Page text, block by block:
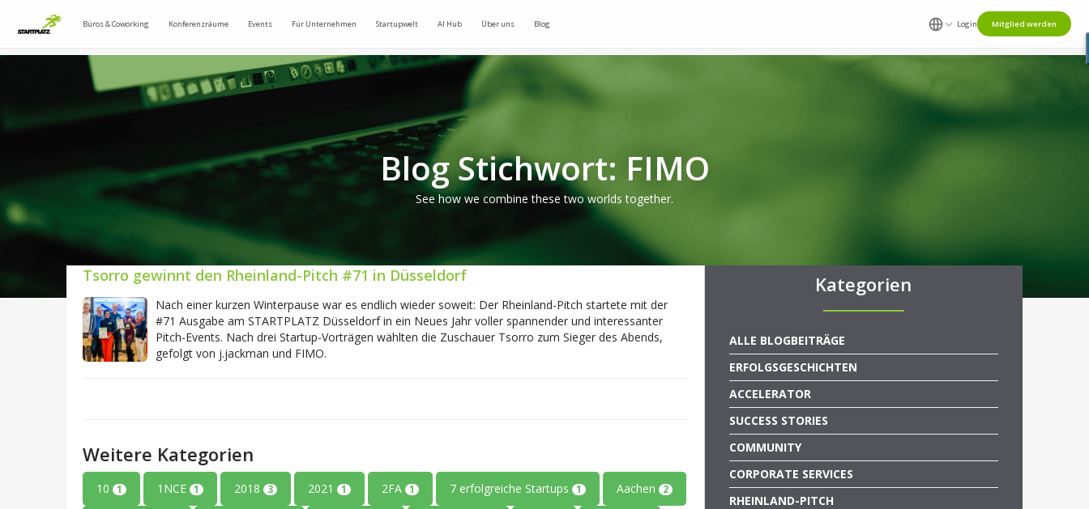
Büros & Coworking Konferenzräume Events Für Unternehmen Startupwelt AI Hub Über uns Blog Login Mitglied werden
Blog Stichwort: FIMO
See how we combine these two worlds together.
Tsorro gewinnt den Rheinland-Pitch #71 in Düsseldorf
Nach einer kurzen Winterpause war es endlich wieder soweit: Der Rheinland-Pitch startete mit der
#71 Ausgabe am STARTPLATZ Düsseldorf in ein Neues Jahr voller spannender und interessanter
Pitch-Events. Nach drei Startup-Vorträgen wählten die Zuschauer Tsorro zum Sieger des Abends,
gefolgt von j.jackman und FIMO.
Weitere Kategorien
10 1 1NCE 1 2018 3 2021 1 2FA 1 7 erfolgreiche Startups 1 Aachen 2
Kategorien
ALLE BLOGBEITRÄGE
ERFOLGSGESCHICHTEN
ACCELERATOR
SUCCESS STORIES
COMMUNITY
CORPORATE SERVICES
RHEINLAND-PITCH